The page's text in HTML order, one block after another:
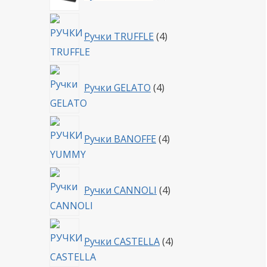
Ручки TRUFFLE 4товара
Ручки GELATO 4товара
Ручки BANOFFE 4товара
Ручки CANNOLI 4товара
Ручки CASTELLA 4товара